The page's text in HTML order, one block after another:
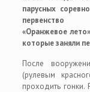
парусных
«Оранжевое
которые заняли
После
(рулевым
проходить гонки.